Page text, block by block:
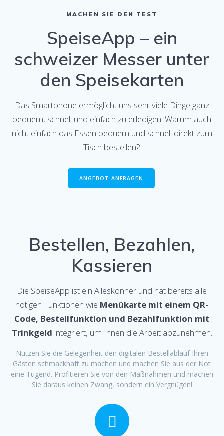
MACHEN SIE DEN TEST
SpeiseApp – ein
schweizer Messer unter
den Speisekarten
Das Smartphone ermöglicht uns sehr viele Dinge ganz
bequem, schnell und einfach zu erledigen. Warum auch
nicht einfach das Essen bequem und schnell direkt zum
Tisch bestellen?
ANGEBOT ANFRAGEN
Bestellen, Bezahlen,
Kassieren
Die SpeiseApp ist ein Alleskönner und hat bereits alle
nötigen Funktionen wie Menükarte mit einem QR-
Code, Bestellfunktion und Bezahlfunktion mit
Trinkgeld integriert, um Ihnen die Arbeit abzunehmen.
Nutzen Sie die Gelegenheit den digitalen Bestellablauf Ihren
Gästen schmackhaft zu machen und machen Sie aus der Not
eine Tugend. Profitieren Sie von den Maßnahmen und machen
Sie daraus keinen Zwang, sondern ein Vergnügen!